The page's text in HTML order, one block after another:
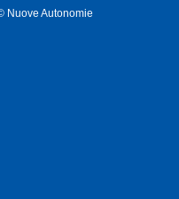
Nuove Autonomie